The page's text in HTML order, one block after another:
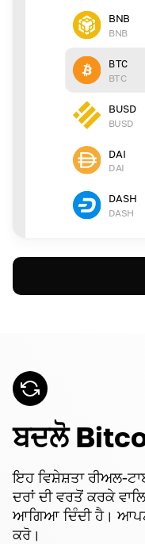
BNB
BNB
BTC
BTC
BUSD
BUSD
DAI
DAI
DASH
DASH
ਬਦਲੋ
ਇਹ ਵਿਸ਼ੇਸ਼ਤਾ ਰੀਅਲ-
ਦਰਾਂ ਦੀ ਵਰਤੋਂ ਕਰਕੇ
ਆਗਿਆ ਦਿੰਦੀ ਹੈ। ਆਪਣੇ
ਕਰੋ।